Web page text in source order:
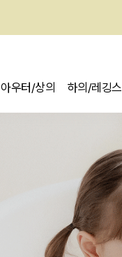
아우터/상의 하의/레깅스